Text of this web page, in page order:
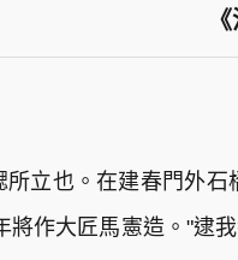
立也。在建春門外
將作大匠馬憲造。"逮